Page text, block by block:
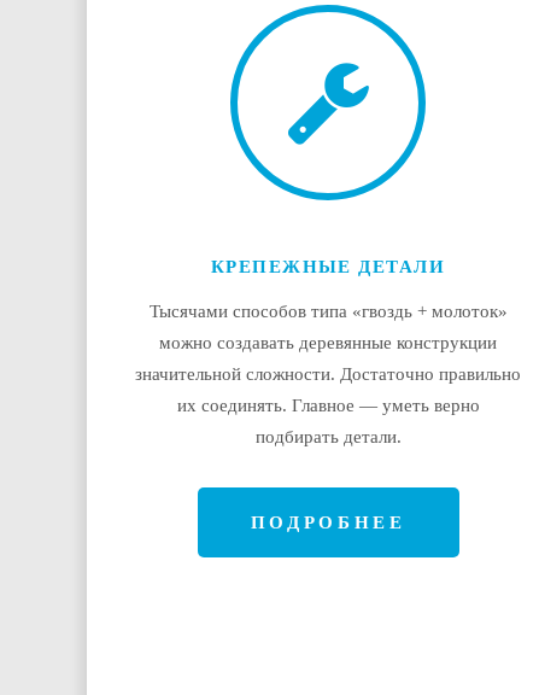
КРЕПЕЖНЫЕ ДЕТАЛИ
Тысячами способов типа «гвоздь + молоток»
можно создавать деревянные конструкции
значительной сложности. Достаточно правильно
их соединять. Главное — уметь верно
подбирать детали.
ПОДРОБНЕЕ